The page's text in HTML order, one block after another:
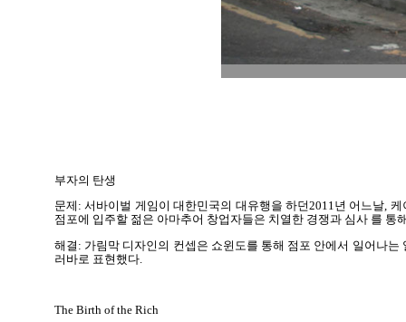
부자의 탄생
문제 :서바이벌 게임이 대한민국의 대유행을 하던2011년 어느날, 케
점포에 입주할 젊은 아마추어 창업자들은 치열한 경쟁과 심사 를 통
해결 : 가림막 디자인의 컨셉은 쇼윈도를 통해 점포 안에서 일어나
러바로 표현했다
The Birth of the Rich